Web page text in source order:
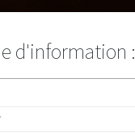
d'information :